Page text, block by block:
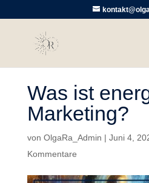
Was ist
Marketing?
von OlgaRa_Admin | Juni 4,
Kommentare